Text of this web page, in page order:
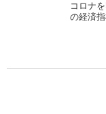
コロナ
の経済